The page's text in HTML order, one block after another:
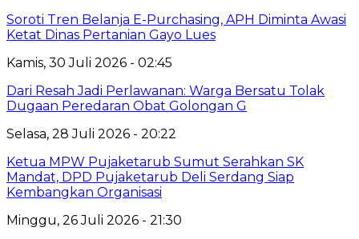
Soroti Tren Belanja E-Purchasing, APH Diminta Awasi
Ketat Dinas Pertanian Gayo Lues
Kamis, 30 Juli 2026 - 02:45
Dari Resah Jadi Perlawanan: Warga Bersatu Tolak
Dugaan Peredaran Obat Golongan G
Selasa, 28 Juli 2026 - 20:22
Ketua MPW Pujaketarub Sumut Serahkan SK
Mandat, DPD Pujaketarub Deli Serdang Siap
Kembangkan Organisasi
Minggu, 26 Juli 2026 - 21:30